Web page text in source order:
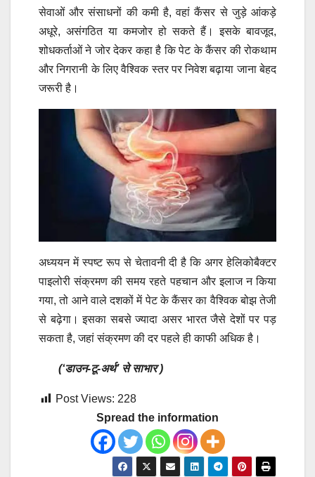
सेवाओं और संसाधनों की कमी है, वहां कैंसर से जुड़े आंकड़े
अधूरे, असंगठित या कमजोर हो सकते हैं। इसके बावजूद,
शोधकर्ताओं ने जोर देकर कहा है कि पेट के कैंसर की रोकथाम
और निगरानी के लिए वैश्विक स्तर पर निवेश बढ़ाया जाना बेहद
जरूरी है।
अध्ययन में स्पष्ट रूप से चेतावनी दी है कि अगर हेलिकोबैक्टर
पाइलोरी संक्रमण की समय रहते पहचान और इलाज न किया
गया, तो आने वाले दशकों में पेट के कैंसर का वैश्विक बोझ तेजी
से बढ़ेगा। इसका सबसे ज्यादा असर भारत जैसे देशों पर पड़
सकता है, जहां संक्रमण की दर पहले ही काफी अधिक है।
(‘डाउन-टू-अर्थ’ से साभार )
Post Views: 228
Spread the information